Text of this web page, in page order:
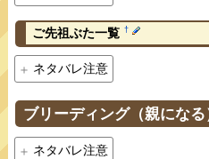
ご先祖ぶた一覧 †
ネタバレ注意
ブリーディング（親になる
ネタバレ注意